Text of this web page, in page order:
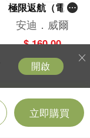
立即購買
極限返航（電影
書衣典藏版）
（獨家收錄作者
訪談）
安迪．威爾
$ 160.00
開啟